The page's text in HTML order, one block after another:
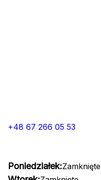
+48 67 266 05 53
Poniedziałek:Zamknięte